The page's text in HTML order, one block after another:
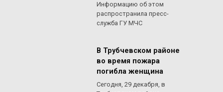
Информацию об этом
распространила пресс-
служба ГУ МЧС
В Трубчевском районе
во время пожара
погибла женщина
Сегодня, 29 декабря, в